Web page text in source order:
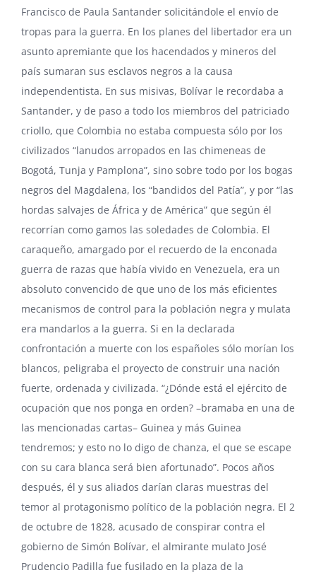
Francisco de Paula Santander solicitándole el envío de
tropas para la guerra. En los planes del libertador era un
asunto apremiante que los hacendados y mineros del
país sumaran sus esclavos negros a la causa
independentista. En sus misivas, Bolívar le recordaba a
Santander, y de paso a todo los miembros del patriciado
criollo, que Colombia no estaba compuesta sólo por los
civilizados “lanudos arropados en las chimeneas de
Bogotá, Tunja y Pamplona”, sino sobre todo por los bogas
negros del Magdalena, los “bandidos del Patía”, y por “las
hordas salvajes de África y de América” que según él
recorrían como gamos las soledades de Colombia. El
caraqueño, amargado por el recuerdo de la enconada
guerra de razas que había vivido en Venezuela, era un
absoluto convencido de que uno de los más eficientes
mecanismos de control para la población negra y mulata
era mandarlos a la guerra. Si en la declarada
confrontación a muerte con los españoles sólo morían los
blancos, peligraba el proyecto de construir una nación
fuerte, ordenada y civilizada. “¿Dónde está el ejército de
ocupación que nos ponga en orden? –bramaba en una de
las mencionadas cartas– Guinea y más Guinea
tendremos; y esto no lo digo de chanza, el que se escape
con su cara blanca será bien afortunado”. Pocos años
después, él y sus aliados darían claras muestras del
temor al protagonismo político de la población negra. El 2
de octubre de 1828, acusado de conspirar contra el
gobierno de Simón Bolívar, el almirante mulato José
Prudencio Padilla fue fusilado en la plaza de la